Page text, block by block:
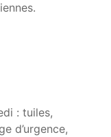
: tuiles,
d’urgence,